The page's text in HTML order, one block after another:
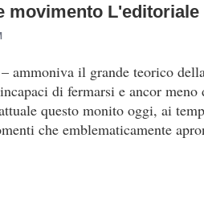
a
movimento L'editoriale
ammoniva il grande teorico
di fermarsi e ancor
questo monito oggi, ai
che emblematicamente